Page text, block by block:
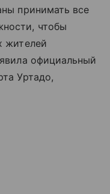
принимать все
чтобы
жителей
официальный
Уртадо,